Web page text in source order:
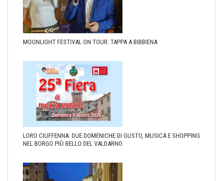
MOONLIGHT FESTIVAL ON TOUR: TAPPA A BIBBIENA
LORO CIUFFENNA: DUE DOMENICHE DI GUSTO, MUSICA E SHOPPING
NEL BORGO PIÙ BELLO DEL VALDARNO